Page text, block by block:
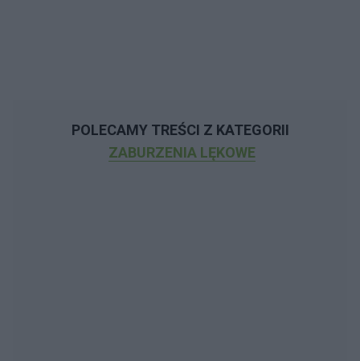
POLECAMY TREŚCI Z KATEGORII
ZABURZENIA LĘKOWE